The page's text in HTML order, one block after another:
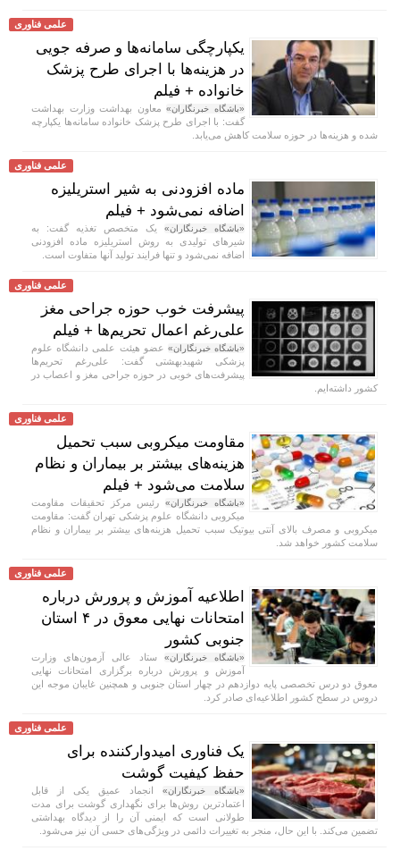
علمی فناوری
یکپارچگی سامانه‌ها و صرفه جویی
در هزینه‌ها با اجرای طرح پزشک
خانواده + فیلم
«باشگاه خبرنگاران»معاون بهداشت وزارت بهداشت
گفت: با اجرای طرح پزشک خانواده سامانه‌ها یکپارچه
شده و هزینه‌ها در حوزه سلامت کاهش می‌یابد.
علمی فناوری
ماده افزودنی به شیر استریلیزه
اضافه نمی‌شود + فیلم
«باشگاه خبرنگاران» یک متخصص تغذیه گفت: به
شیر‌های تولیدی به روش استریلیزه ماده افزودنی
اضافه نمی‌شود و تنها فرایند تولید آنها متفاوت است.
علمی فناوری
پیشرفت خوب حوزه جراحی مغز
علی‌رغم اعمال تحریم‌ها + فیلم
«باشگاه خبرنگاران» عضو هیئت علمی دانشگاه علوم
پزشکی شهیدبهشتی گفت: علی‌رغم تحریم‌ها
پیشرفت‌های خوبی در حوزه جراحی مغز و اعصاب در
کشور داشته‌ایم.
علمی فناوری
مقاومت میکروبی سبب تحمیل
هزینه‌های بیشتر بر بیماران و نظام
سلامت می‌شود + فیلم
«باشگاه خبرنگاران»رئیس مرکز تحقیقات مقاومت
میکروبی دانشگاه علوم پزشکی تهران گفت: مقاومت
میکروبی و مصرف بالای آنتی بیوتیک سبب تحمیل هزینه‌های بیشتر بر بیماران و نظام
سلامت کشور خواهد شد.
علمی فناوری
اطلاعیه آموزش و پرورش درباره
امتحانات نهایی معوق در ۴ استان
جنوبی کشور
«باشگاه خبرنگاران» ستاد عالی آزمون‌های وزارت
آموزش و پرورش درباره برگزاری امتحانات نهایی
معوق دو درس تخصصی پایه دوازدهم در چهار استان جنوبی و همچنین غایبان موجه این
دروس در سطح کشور اطلاعیه‌ای صادر کرد.
علمی فناوری
یک فناوری امیدوارکننده برای
حفظ کیفیت گوشت
«باشگاه خبرنگاران» انجماد عمیق یکی از قابل
اعتمادترین روش‌ها برای نگهداری گوشت برای مدت
طولانی است که ایمنی آن را از دیدگاه بهداشتی
تضمین می‌کند. با این حال، منجر به تغییرات دائمی در ویژگی‌های حسی آن نیز می‌شود.